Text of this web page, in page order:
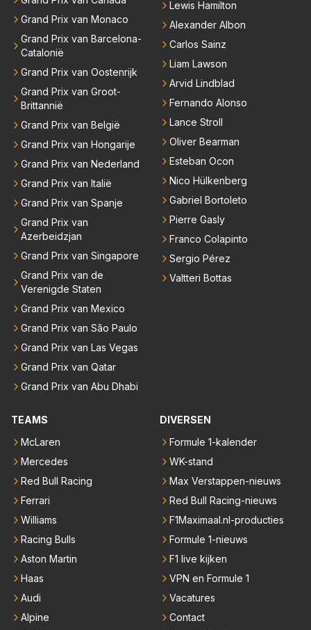
Grand Prix van Monaco
Grand Prix van Barcelona-
Catalonië
Grand Prix van Oostenrijk
Grand Prix van Groot-
Brittannië
Grand Prix van België
Grand Prix van Hongarije
Grand Prix van Nederland
Grand Prix van Italië
Grand Prix van Spanje
Grand Prix van
Azerbeidzjan
Grand Prix van Singapore
Grand Prix van de
Verenigde Staten
Grand Prix van Mexico
Grand Prix van São Paulo
Grand Prix van Las Vegas
Grand Prix van Qatar
Grand Prix van Abu Dhabi
Lewis Hamilton
Alexander Albon
Carlos Sainz
Liam Lawson
Arvid Lindblad
Fernando Alonso
Lance Stroll
Oliver Bearman
Esteban Ocon
Nico Hülkenberg
Gabriel Bortoleto
Pierre Gasly
Franco Colapinto
Sergio Pérez
Valtteri Bottas
TEAMS
McLaren
Mercedes
Red Bull Racing
Ferrari
Williams
Racing Bulls
Aston Martin
Haas
Audi
Alpine
DIVERSEN
Formule 1-kalender
WK-stand
Max Verstappen-nieuws
Red Bull Racing-nieuws
F1Maximaal.nl-producties
Formule 1-nieuws
F1 live kijken
VPN en Formule 1
Vacatures
Contact